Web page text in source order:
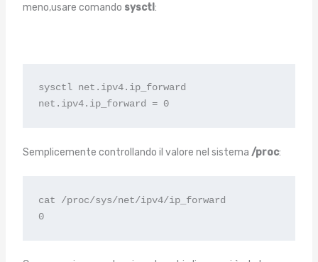
meno,usare comando sysctl :
sysctl net.ipv4.ip_forward
net.ipv4.ip_forward = 0
Semplicemente controllando il valore nel sistema /proc:
cat /proc/sys/net/ipv4/ip_forward
0